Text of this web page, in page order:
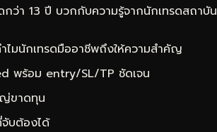
กว่า 13 ปี บวกกับความรู้จากนักเทรดสถาบัน
มนักเทรดมืออาชีพถึงให้ความสำคัญ
พร้อม entry/SL/TP ชัดเจน
ญ่ขาดทุน
บต้องได้